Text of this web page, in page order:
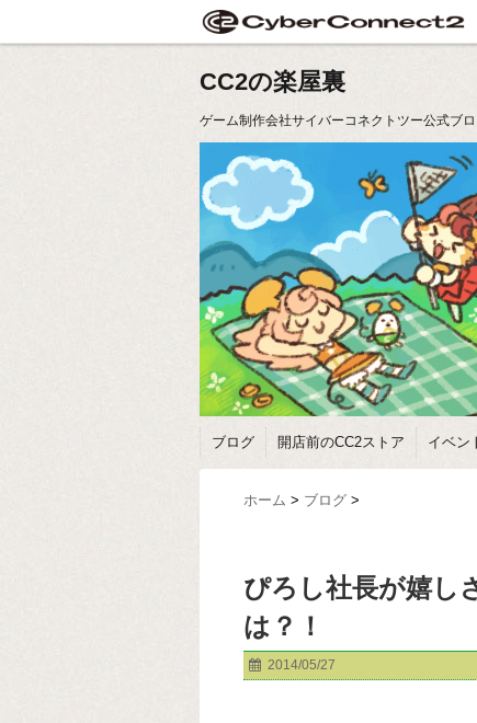
CC2の楽屋裏
ゲーム制作会社サイバーコネクトツー公式ブ
ブログ 開店前のCC2ストア イベン
ホーム > ブログ >
ぴろし社長が嬉し
は？！
2014/05/27